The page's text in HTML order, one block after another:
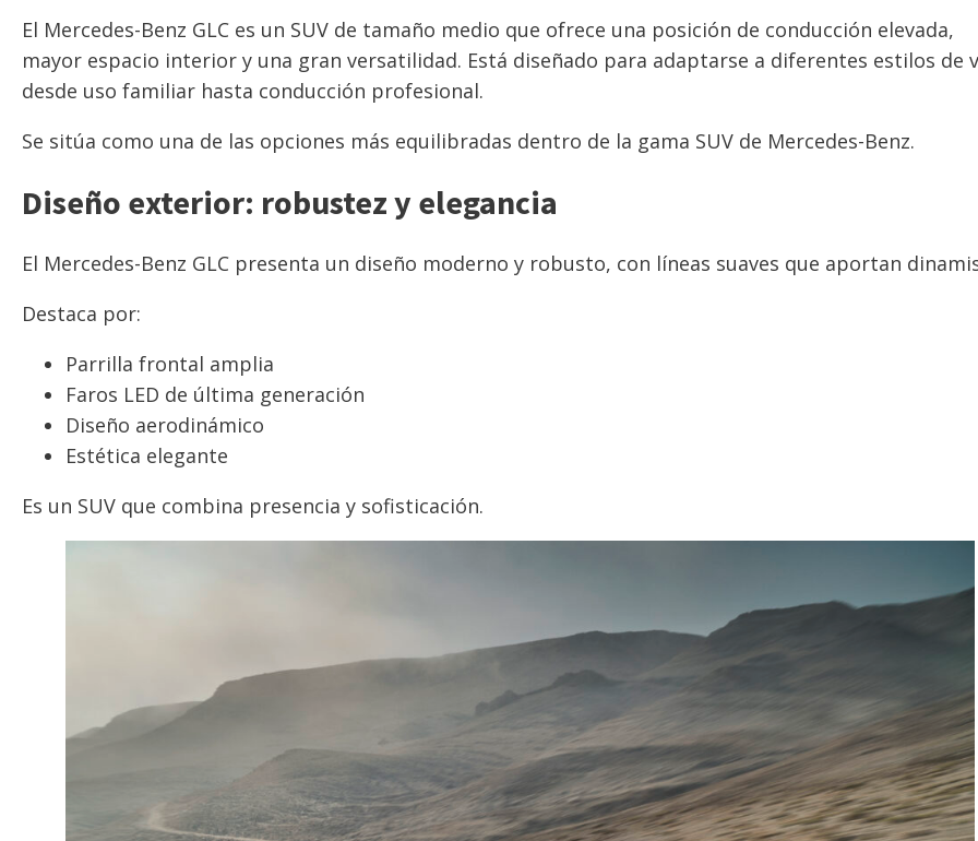
El Mercedes-Benz GLC es un SUV de tamaño medio que ofrece una posición de conducción elevada,
mayor espacio interior y una gran versatilidad. Está diseñado para adaptarse a diferentes estilos de
desde uso familiar hasta conducción profesional.
Se sitúa como una de las opciones más equilibradas dentro de la gama SUV de Mercedes-Benz.
Diseño exterior: robustez y elegancia
El Mercedes-Benz GLC presenta un diseño moderno y robusto, con líneas suaves que aportan
Destaca por:
Parrilla frontal amplia
Faros LED de última generación
Diseño aerodinámico
Estética elegante
Es un SUV que combina presencia y sofisticación.